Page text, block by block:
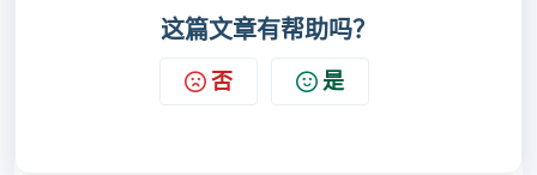
这篇文章有帮助吗？
否 是